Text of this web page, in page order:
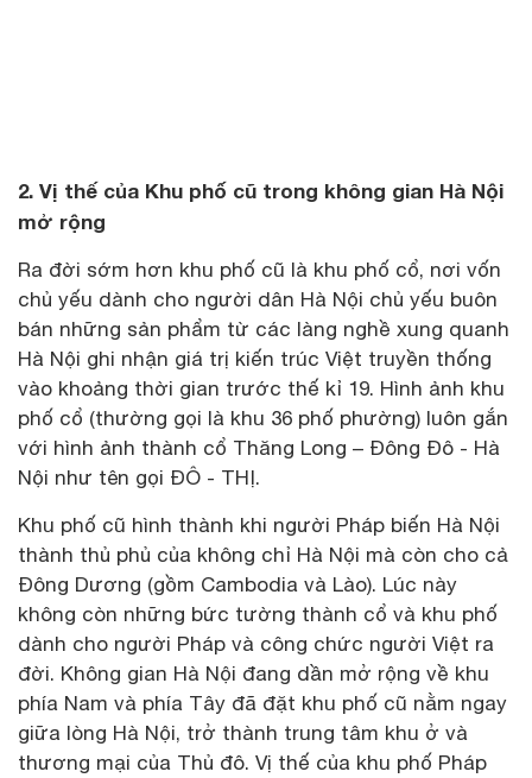
2. Vị thế của Khu phố cũ trong không gian Hà Nội
mở rộng
Ra đời sớm hơn khu phố cũ là khu phố cổ, nơi vốn
chủ yếu dành cho người dân Hà Nội chủ yếu buôn
bán những sản phẩm từ các làng nghề xung quanh
Hà Nội ghi nhận giá trị kiến trúc Việt truyền thống
vào khoảng thời gian trước thế kỉ 19. Hình ảnh khu
phố cổ (thường gọi là khu 36 phố phường) luôn gắn
với hình ảnh thành cổ Thăng Long – Đông Đô - Hà
Nội như tên gọi ĐÔ - THỊ.
Khu phố cũ hình thành khi người Pháp biến Hà Nội
thành thủ phủ của không chỉ Hà Nội mà còn cho cả
Đông Dương (gồm Cambodia và Lào). Lúc này
không còn những bức tường thành cổ và khu phố
dành cho người Pháp và công chức người Việt ra
đời. Không gian Hà Nội đang dần mở rộng về khu
phía Nam và phía Tây đã đặt khu phố cũ nằm ngay
giữa lòng Hà Nội, trở thành trung tâm khu ở và
thương mại của Thủ đô. Vị thế của khu phố Pháp